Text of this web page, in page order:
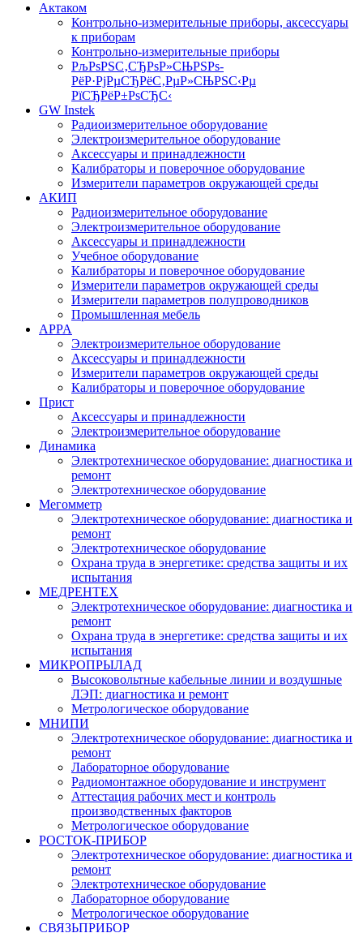
Актаком
Контрольно-измерительные приборы, аксессуары
к приборам
Контрольно-измерительные приборы
РљРѕРЅС‚СЂРѕР»СЊРЅРѕ-
РёР·РјРµСЂРёС‚РµР»СЊРЅС‹Рµ
РїСЂРёР±РѕСЂС‹
GW Instek
Радиоизмерительное оборудование
Электроизмерительное оборудование
Аксессуары и принадлежности
Калибраторы и поверочное оборудование
Измерители параметров окружающей среды
АКИП
Радиоизмерительное оборудование
Электроизмерительное оборудование
Аксессуары и принадлежности
Учебное оборудование
Калибраторы и поверочное оборудование
Измерители параметров окружающей среды
Измерители параметров полупроводников
Промышленная мебель
APPA
Электроизмерительное оборудование
Аксессуары и принадлежности
Измерители параметров окружающей среды
Калибраторы и поверочное оборудование
Прист
Аксессуары и принадлежности
Электроизмерительное оборудование
Динамика
Электротехническое оборудование: диагностика и
ремонт
Электротехническое оборудование
Мегомметр
Электротехническое оборудование: диагностика и
ремонт
Электротехническое оборудование
Охрана труда в энергетике: средства защиты и их
испытания
МЕДРЕНТЕХ
Электротехническое оборудование: диагностика и
ремонт
Охрана труда в энергетике: средства защиты и их
испытания
МИКРОПРЫЛАД
Высоковольтные кабельные линии и воздушные
ЛЭП: диагностика и ремонт
Метрологическое оборудование
МНИПИ
Электротехническое оборудование: диагностика и
ремонт
Лабораторное оборудование
Радиомонтажное оборудование и инструмент
Аттестация рабочих мест и контроль
производственных факторов
Метрологическое оборудование
РОСТОК-ПРИБОР
Электротехническое оборудование: диагностика и
ремонт
Электротехническое оборудование
Лабораторное оборудование
Метрологическое оборудование
СВЯЗЬПРИБОР